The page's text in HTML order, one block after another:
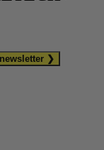
newsletter ❯